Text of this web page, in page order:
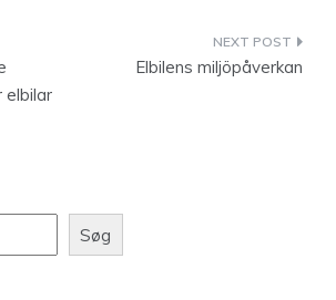
elbilar
Elbilens miljöpåverkan
Søg